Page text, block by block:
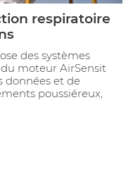
respiratoire
des systèmes
moteur AirSensit
données et de
poussiéreux,